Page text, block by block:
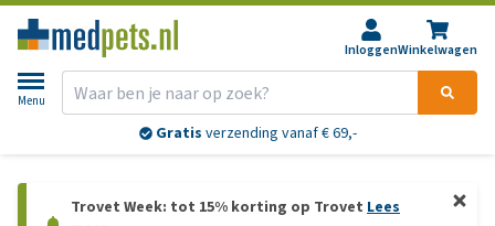
InloggenWinkelwagen
Menu
Gratis verzending vanaf € 69,-
Trovet Week: tot 15% korting op Trovet Lees